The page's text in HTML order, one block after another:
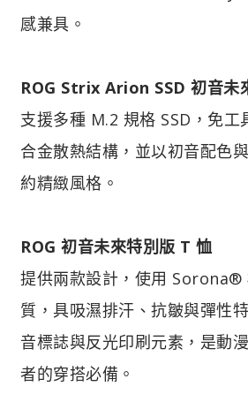
感兼具。
ROG Strix Arion SSD 初音未
支援多種 M.2 規格 SSD，免工
合金散熱結構，並以初音配色
約精緻風格。
ROG 初音未來特別版 T 恤
提供兩款設計，使用 Sorona®
質，具吸濕排汗、抗皺與彈性
音標誌與反光印刷元素，是動
者的穿搭必備。